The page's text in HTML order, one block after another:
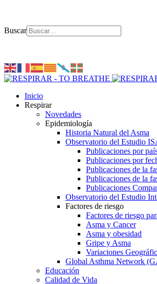
Buscar
Inicio
Respirar
Novedades
Epidemiología
Historia Natural del Asma
Observatorio del Estudio
Publicaciones por
Publicaciones por
Publicaciones de la
Publicaciones de la
Publicaciones
Observatorio del Estudio
Factores de riesgo
Factores de riesgo
Asma y Cancer
Asma y obesidad
Gripe y Asma
Variaciones
Global Asthma Network
Educación
Calidad de Vida